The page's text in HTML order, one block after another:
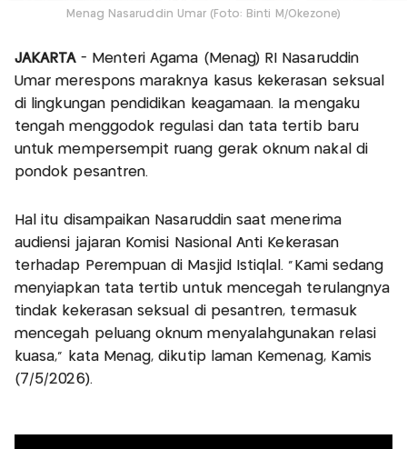
Menag Nasaruddin Umar (Foto: Binti M/Okezone)
JAKARTA- Menteri Agama (Menag) RI Nasaruddin
Umar merespons maraknya kasus kekerasan seksual
di lingkungan pendidikan keagamaan. Ia mengaku
tengah menggodok regulasi dan tata tertib baru
untuk mempersempit ruang gerak oknum nakal di
pondok pesantren.
Hal itu disampaikan Nasaruddin saat menerima
audiensi jajaran Komisi Nasional Anti Kekerasan
terhadap Perempuan di Masjid Istiqlal. “Kami sedang
menyiapkan tata tertib untuk mencegah terulangnya
tindak kekerasan seksual di pesantren, termasuk
mencegah peluang oknum menyalahgunakan relasi
kuasa,” kata Menag, dikutip laman Kemenag, Kamis
(7/5/2026).